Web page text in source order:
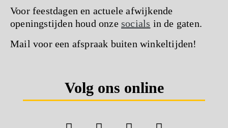
Voor feestdagen en actuele afwijkende
openingstijden houd onze socials in de gaten.
Mail voor een afspraak buiten winkeltijden!
Volg ons online